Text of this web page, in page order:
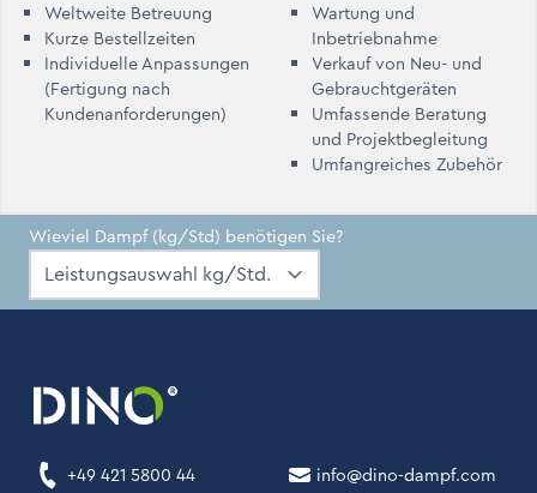
Weltweite Betreuung
Kurze Bestellzeiten
Individuelle Anpassungen
(Fertigung nach
Kundenanforderungen)
Wartung und
Inbetriebnahme
Verkauf von Neu- und
Gebrauchtgeräten
Umfassende Beratung
und Projektbegleitung
Umfangreiches Zubehör
Wieviel Dampf (kg/Std) benötigen Sie?
+49 421 5800 44 info@dino-dampf.com